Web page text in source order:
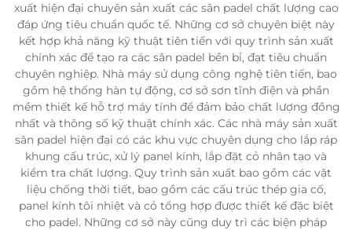
xuất hiện đại chuyên sản xuất các sân padel chất lượng cao
đáp ứng tiêu chuẩn quốc tế. Những cơ sở chuyên biệt này
kết hợp khả năng kỹ thuật tiên tiến với quy trình sản xuất
chính xác để tạo ra các sân padel bền bỉ, đạt tiêu chuẩn
chuyên nghiệp. Nhà máy sử dụng công nghệ tiên tiến, bao
gồm hệ thống hàn tự động, cơ sở sơn tĩnh điện và phần
mềm thiết kế hỗ trợ máy tính để đảm bảo chất lượng đồng
nhất và thông số kỹ thuật chính xác. Các nhà máy sản xuất
sân padel hiện đại có các khu vực chuyên dụng cho lắp ráp
khung cấu trúc, xử lý panel kính, lắp đặt cỏ nhân tạo và
kiểm tra chất lượng. Quy trình sản xuất bao gồm các vật
liệu chống thời tiết, bao gồm các cấu trúc thép gia cố,
panel kính tôi nhiệt và cỏ tổng hợp được thiết kế đặc biệt
cho padel. Những cơ sở này cũng duy trì các biện pháp